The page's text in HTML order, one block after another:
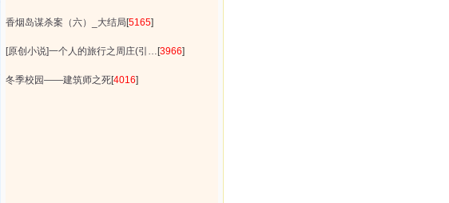
香烟岛谋杀案（六）_大结局 [5165]
[原创小说]一个人的旅行之周庄(引… [3966]
冬季校园——建筑师之死[4016]